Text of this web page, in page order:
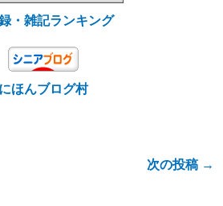
・雑記ランキング
にほんブログ村
次の投稿 →